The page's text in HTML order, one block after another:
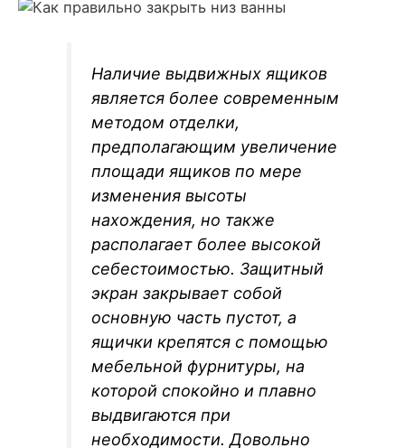
Наличие выдвижных ящиков
является более современным
методом отделки,
предполагающим увеличение
площади ящиков по мере
изменения высоты
нахождения, но также
располагает более высокой
себестоимостью. Защитный
экран закрывает собой
основную часть пустот, а
ящички крепятся с помощью
мебельной фурнитуры, на
которой спокойно и плавно
выдвигаются при
необходимости. Довольно